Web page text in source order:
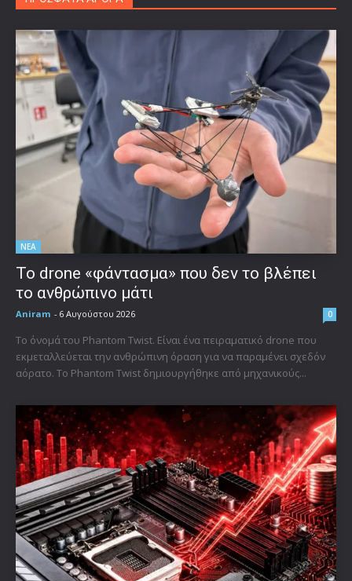
ΝΕΑ
Το drone «φάντασμα» που δεν το βλέπει
το ανθρώπινο μάτι
Aniram - 6 Αυγούστου 2026 0
Το όνομά του Phantom Twist. Είναι ένα πειραματικό drone που
εκμεταλλεύεται την ανθρώπινη όραση για να παραμένει σχεδόν
αόρατο. Το Phantom Twist δημιουργήθηκε από μηχανικούς...